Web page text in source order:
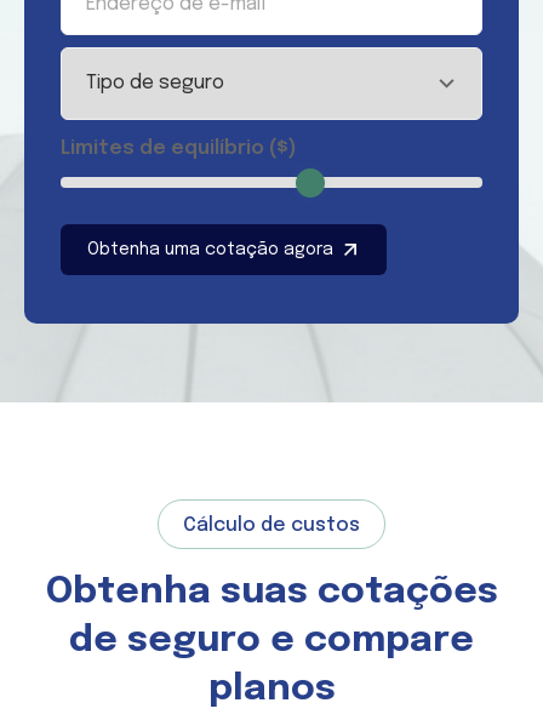
Limites de equilíbrio ($)
Cálculo de custos
Obtenha suas cotações
de seguro e compare
planos